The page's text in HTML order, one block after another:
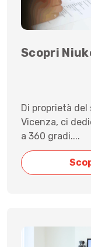
Scopri
Di proprietà
Vicenza, ci
a 360 gradi....